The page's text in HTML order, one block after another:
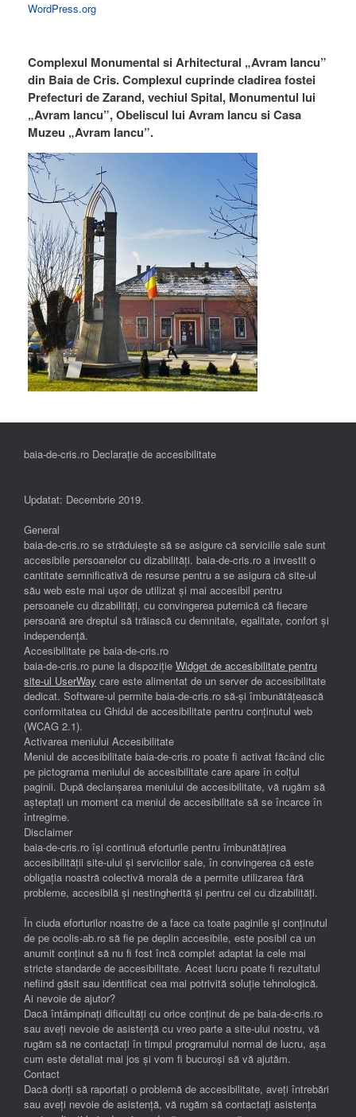
WordPress.org
Complexul Monumental si Arhitectural „Avram Iancu”
din Baia de Cris. Complexul cuprinde cladirea fostei
Prefecturi de Zarand, vechiul Spital, Monumentul lui
„Avram Iancu”, Obeliscul lui Avram Iancu si Casa
Muzeu „Avram Iancu”.
baia-de-cris.ro Declarație de accesibilitate
Updatat: Decembrie 2019.
General
baia-de-cris.ro se străduiește să se asigure că serviciile sale sunt
accesibile persoanelor cu dizabilități. baia-de-cris.ro a investit o
cantitate semnificativă de resurse pentru a se asigura că site-ul
său web este mai ușor de utilizat și mai accesibil pentru
persoanele cu dizabilități, cu convingerea puternică că fiecare
persoană are dreptul să trăiască cu demnitate, egalitate, confort și
independenţă.
Accesibilitate pe baia-de-cris.ro
baia-de-cris.ro pune la dispoziție Widget de accesibilitate pentru
site-ul UserWay care este alimentat de un server de accesibilitate
dedicat. Software-ul permite baia-de-cris.ro să-și îmbunătățească
conformitatea cu Ghidul de accesibilitate pentru conținutul web
(WCAG 2.1).
Activarea meniului Accesibilitate
Meniul de accesibilitate baia-de-cris.ro poate fi activat făcând clic
pe pictograma meniului de accesibilitate care apare în colțul
paginii. După declanșarea meniului de accesibilitate, vă rugăm să
așteptați un moment ca meniul de accesibilitate să se încarce în
întregime.
Disclaimer
baia-de-cris.ro își continuă eforturile pentru îmbunătățirea
accesibilității site-ului și serviciilor sale, în convingerea că este
obligația noastră colectivă morală de a permite utilizarea fără
probleme, accesibilă și nestingherită și pentru cei cu dizabilități.
În ciuda eforturilor noastre de a face ca toate paginile și conținutul
de pe ocolis-ab.ro să fie pe deplin accesibile, este posibil ca un
anumit conținut să nu fi fost încă complet adaptat la cele mai
stricte standarde de accesibilitate. Acest lucru poate fi rezultatul
nefiind găsit sau identificat cea mai potrivită soluție tehnologică.
Ai nevoie de ajutor?
Dacă întâmpinați dificultăți cu orice conținut de pe baia-de-cris.ro
sau aveți nevoie de asistență cu vreo parte a site-ului nostru, vă
rugăm să ne contactați în timpul programului normal de lucru, așa
cum este detaliat mai jos și vom fi bucuroși să vă ajutăm.
Contact
Dacă doriți să raportați o problemă de accesibilitate, aveți întrebări
sau aveți nevoie de asistență, vă rugăm să contactați asistența